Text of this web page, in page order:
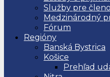
Služby pre
Medzinárodný
Fórum
Regióny
Banská Bystrica
Košice
Prehľad